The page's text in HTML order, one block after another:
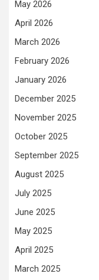
May 2026
April 2026
March 2026
February 2026
January 2026
December 2025
November 2025
October 2025
September 2025
August 2025
July 2025
June 2025
May 2025
April 2025
March 2025